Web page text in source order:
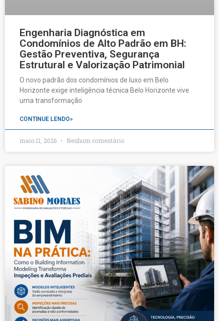
Engenharia Diagnóstica em
Condomínios de Alto Padrão em BH:
Gestão Preventiva, Segurança
Estrutural e Valorização Patrimonial
O novo padrão dos condomínios de luxo em Belo
Horizonte exige inteligência técnica Belo Horizonte vive
uma transformação
CONTINUE LENDO»
maio 11, 2026 Nenhum comentário